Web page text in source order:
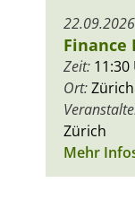
22.09.2026
Finance
Zeit:
Ort:Zürich
Zürich
Mehr